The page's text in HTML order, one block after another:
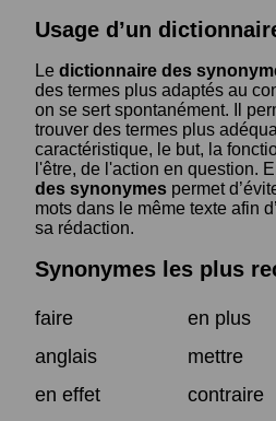
Usage d’un
Le dictionnaire des
des termes plus adaptés au
on se sert spontanément. Il
trouver des termes plus
caractéristique, le but, la
l'être, de l'action en question.
des synonymes permet
mots dans le même texte afin
sa rédaction.
Synonymes les plus
faire
en plus
anglais
mettre
en effet
contraire